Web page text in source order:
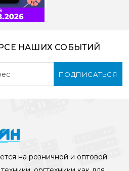
НАШИХ СОБЫТИЙ
ПОДПИСАТЬСЯ
на розничной и оптовой